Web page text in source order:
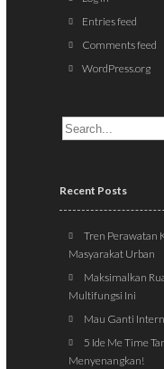
Entries feed
Comments feed
WordPress.org
Recent Posts
Tren Perawatan
Masyarakat Urban
Maksimalkan
Multifungsi Ini
Mau Ganti
5 Ide Me Time
Menyenangkan!